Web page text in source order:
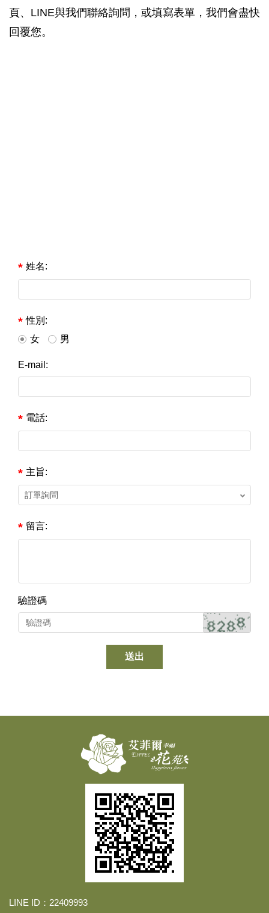
頁、LINE與我們聯絡詢問，或填寫表單，我們會盡快
回覆您。
姓名:
性別:
女
男
E-mail:
電話:
主旨:
留言:
驗證碼
送出
LINE ID：22409993